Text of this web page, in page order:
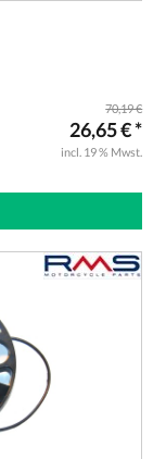
70,19 €
26,65 € *
incl. 19 % Mwst.